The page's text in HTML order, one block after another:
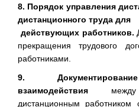
8. Порядок управления
дистанционного труда для
действующих работников.
прекращения трудового
работниками.
9.
взаимодействия
дистанционным